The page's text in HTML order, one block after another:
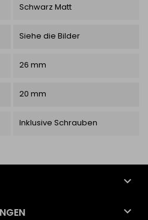
Schwarz Matt
Siehe die Bilder
26 mm
20 mm
Inklusive Schrauben

